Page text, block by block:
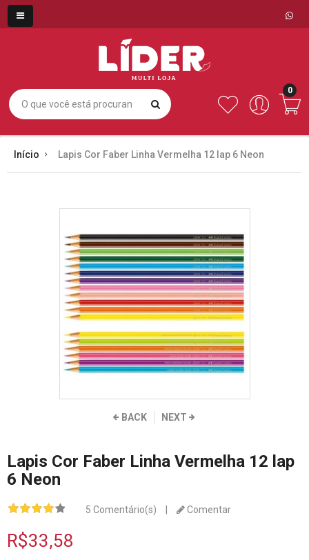
0
Início Lapis Cor Faber Linha Vermelha 12 lap 6 Neon
BACK NEXT
Lapis Cor Faber Linha Vermelha 12 lap
6 Neon
5 Comentário(s) Comentar
R$33,58